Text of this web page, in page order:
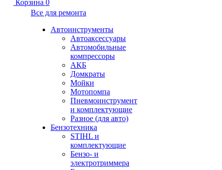
Корзина 0
Все для ремонта
Автоинструменты
Автоаксессуары
Автомобильные
компрессоры
АКБ
Домкраты
Мойки
Мотопомпа
Пневмоинструмент
и комплектующие
Разное (для авто)
Бензотехника
STIHL и
комплектующие
Бензо- и
электротриммера